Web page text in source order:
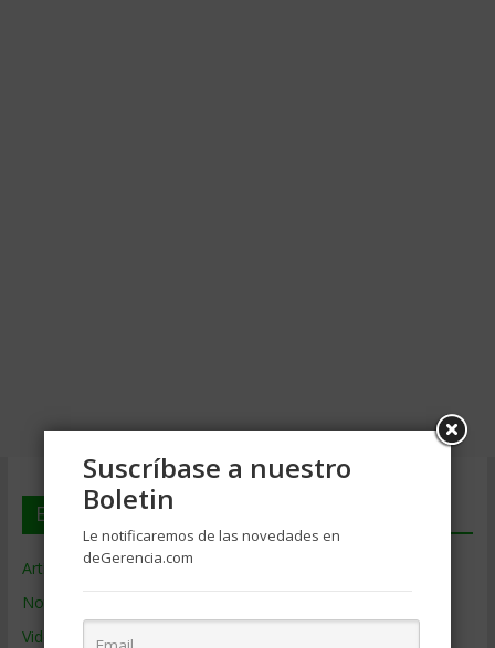
En deGerencia.com
Artículos de Gerencia
Noticias de Gerencia
Videos de Gerencia
Suscríbase a nuestro
Boletin
Le notificaremos de las novedades en
deGerencia.com